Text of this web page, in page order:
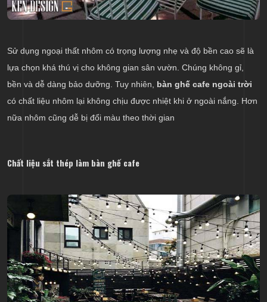
Sử dụng ngoại thất nhôm có trọng lượng nhẹ và độ bền cao sẽ là
lựa chọn khá thú vị cho không gian sân vườn. Chúng không gỉ,
bền và dễ dàng bảo dưỡng. Tuy nhiên, bàn ghế cafe ngoài trời
có chất liệu nhôm lại không chịu được nhiệt khi ở ngoài nắng. Hơn
nữa nhôm cũng dễ bị đổi màu theo thời gian
Chất liệu sắt thép làm bàn ghế cafe